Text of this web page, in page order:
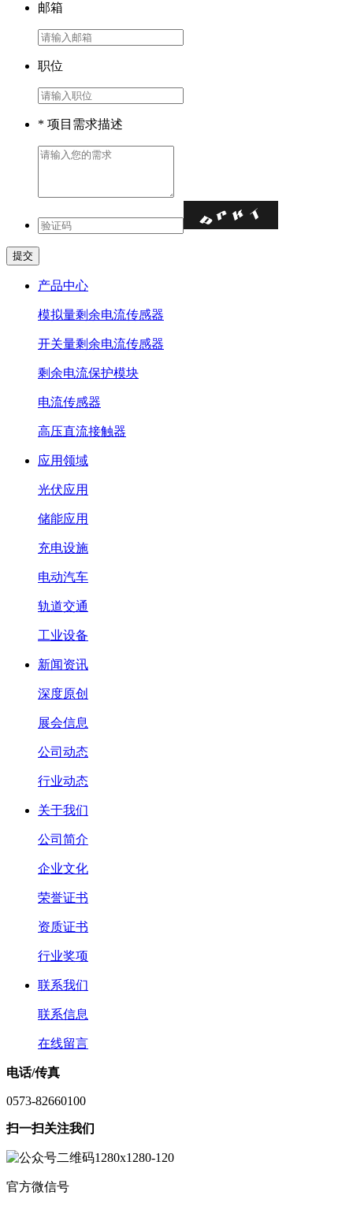
邮箱
职位
* 项目需求描述
产品中心
模拟量剩余电流传感器
开关量剩余电流传感器
剩余电流保护模块
电流传感器
高压直流接触器
应用领域
光伏应用
储能应用
充电设施
电动汽车
轨道交通
工业设备
新闻资讯
深度原创
展会信息
公司动态
行业动态
关于我们
公司简介
企业文化
荣誉证书
资质证书
行业奖项
联系我们
联系信息
在线留言
电话/传真
0573-82660100
扫一扫关注我们
官方微信号